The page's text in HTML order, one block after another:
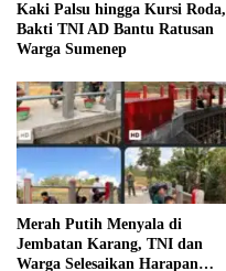
Kaki Palsu hingga Kursi Roda,
Bakti TNI AD Bantu Ratusan
Warga Sumenep
Merah Putih Menyala di
Jembatan Karang, TNI dan
Warga Selesaikan Harapan